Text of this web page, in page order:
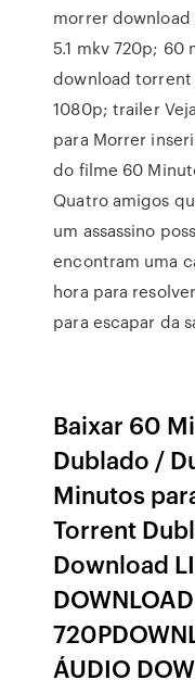
morrer
5.1 mkv 720p; 60
download torrent
1080p; trailer
para Morrer
do filme 60
Quatro amigos
um assassino
encontram uma
hora para
para escapar da
Baixar 60
Dublado /
Minutos
Torrent
Download
ÁUDIO